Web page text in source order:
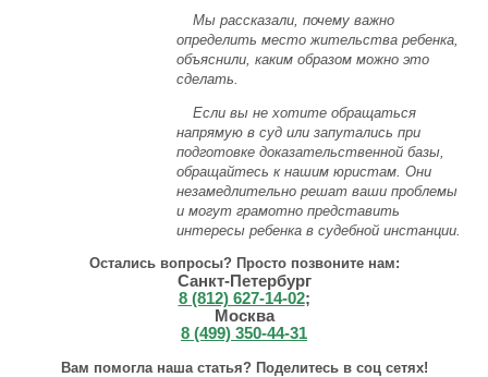
Мы рассказали, почему важно
определить место жительства ребенка,
объяснили, каким образом можно это
сделать.
Если вы не хотите обращаться
напрямую в суд или запутались при
подготовке доказательственной базы,
обращайтесь к нашим юристам. Они
незамедлительно решат ваши проблемы
и могут грамотно представить
интересы ребенка в судебной инстанции.
Остались вопросы? Просто позвоните нам:
Санкт-Петербург
8 (812) 627-14-02;
Москва
8 (499) 350-44-31
Вам помогла наша статья? Поделитесь в соц сетях!